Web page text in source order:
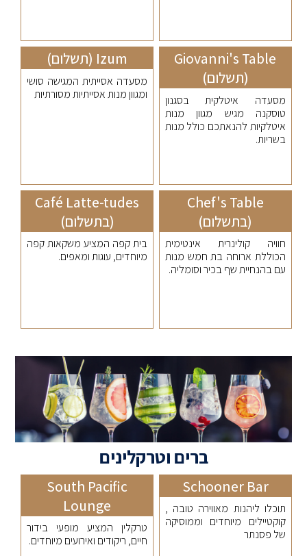
Giovanni's Table
(תשלום)
מסעדה איטלקית בסגנון
טוסקנה מגיש מגוון מנות
איטלקיות להנאתכם כולל מנות
בשריות.
Izum (תשלום)
מסעדה אסייתית המגישה סושי
ומגוון מנות אסייתיות מסורתיות
Chef's Table
(בתשלום)
חוויה קולינרית אינטימית
הכוללת ארוחה בת חמש מנות
עם בהנחיית שף בכיר וסומליה.
Café Latte-tudes
(בתשלום)
בית קפה המציע משקאות קפה
מיוחדים, עוגות ומאפים.
ברים וטרקלינים
Schooner Bar
תוכלו ליהנות מאווירה טובה ,
קוקטיילים מיוחדים וממוסיקה
של פסנתר
South Pacific
Lounge
טרקלין המציע מופעי בידור
חיים, ריקודים ואירועים מיוחדים.